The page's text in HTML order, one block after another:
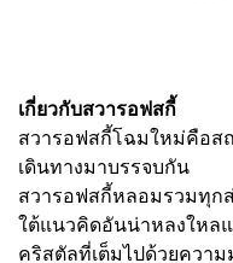
เกี่ยวกับสวารอฟสกี้
สวารอฟสกี้โฉมใหม่คือส
เดินทางมาบรรจบกัน
สวารอฟสกี้หลอมรวมทุก
ใต้แนวคิดอันน่าหลงใหล
คริสตัลที่เต็มไปด้วยควา